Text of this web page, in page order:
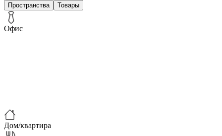
Пространства Товары
Офис
Дом/квартира